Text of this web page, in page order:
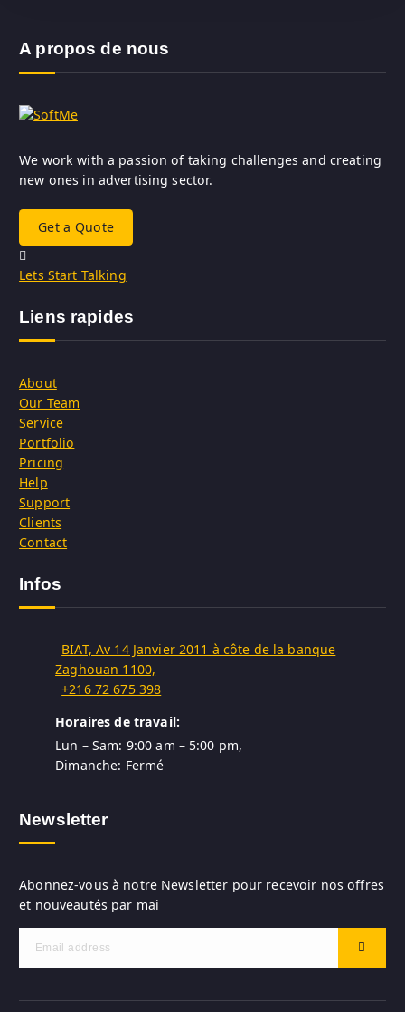
A propos de nous
We work with a passion of taking challenges and creating
new ones in advertising sector.
Get a Quote
Lets Start Talking
Liens rapides
About
Our Team
Service
Portfolio
Pricing
Help
Support
Clients
Contact
Infos
BIAT, Av 14 Janvier 2011 à côte de la banque
Zaghouan 1100,
+216 72 675 398
Horaires de travail:
Lun – Sam: 9:00 am – 5:00 pm,
Dimanche: Fermé
Newsletter
Abonnez-vous à notre Newsletter pour recevoir nos offres
et nouveautés par mai